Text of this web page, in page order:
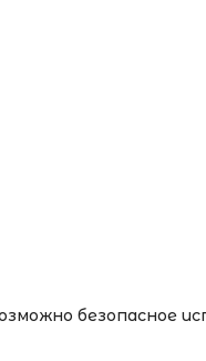
безопасное